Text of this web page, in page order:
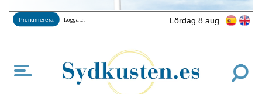
Lördag 8 aug
Prenumerera Logga in